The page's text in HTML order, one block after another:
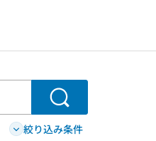
検索
絞り込み条件